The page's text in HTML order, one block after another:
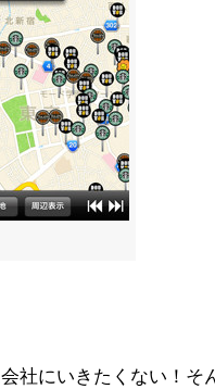
社にいきたくない！そ